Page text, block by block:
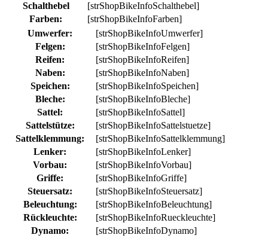
Schalthebel
[strShopBikeInfoSchalthebel]
Farben:
[strShopBikeInfoFarben]
Umwerfer:
[strShopBikeInfoUmwerfer]
Felgen:
[strShopBikeInfoFelgen]
Reifen:
[strShopBikeInfoReifen]
Naben:
[strShopBikeInfoNaben]
Speichen:
[strShopBikeInfoSpeichen]
Bleche:
[strShopBikeInfoBleche]
Sattel:
[strShopBikeInfoSattel]
Sattelstütze:
[strShopBikeInfoSattelstuetze]
Sattelklemmung:
[strShopBikeInfoSattelklemmung]
Lenker:
[strShopBikeInfoLenker]
Vorbau:
[strShopBikeInfoVorbau]
Griffe:
[strShopBikeInfoGriffe]
Steuersatz:
[strShopBikeInfoSteuersatz]
Beleuchtung:
[strShopBikeInfoBeleuchtung]
Rückleuchte:
[strShopBikeInfoRueckleuchte]
Dynamo:
[strShopBikeInfoDynamo]